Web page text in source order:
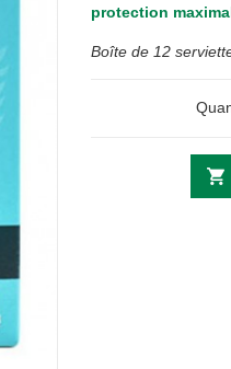
protection
Boîte de 12